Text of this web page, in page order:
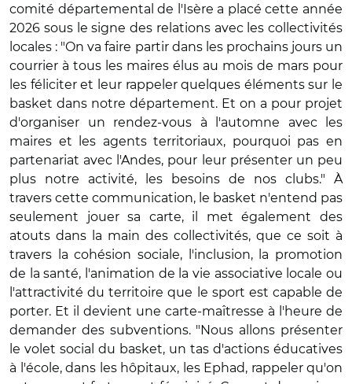
comité départemental de l'Isère a placé cette année
2026 sous le signe des relations avec les collectivités
locales : "On va faire partir dans les prochains jours un
courrier à tous les maires élus au mois de mars pour
les féliciter et leur rappeler quelques éléments sur le
basket dans notre département. Et on a pour projet
d'organiser un rendez-vous à l'automne avec les
maires et les agents territoriaux, pourquoi pas en
partenariat avec l'Andes, pour leur présenter un peu
plus notre activité, les besoins de nos clubs." À
travers cette communication, le basket n'entend pas
seulement jouer sa carte, il met également des
atouts dans la main des collectivités, que ce soit à
travers la cohésion sociale, l'inclusion, la promotion
de la santé, l'animation de la vie associative locale ou
l'attractivité du territoire que le sport est capable de
porter. Et il devient une carte-maîtresse à l'heure de
demander des subventions. "Nous allons présenter
le volet social du basket, un tas d'actions éducatives
à l'école, dans les hôpitaux, les Ephad, rappeler qu'on